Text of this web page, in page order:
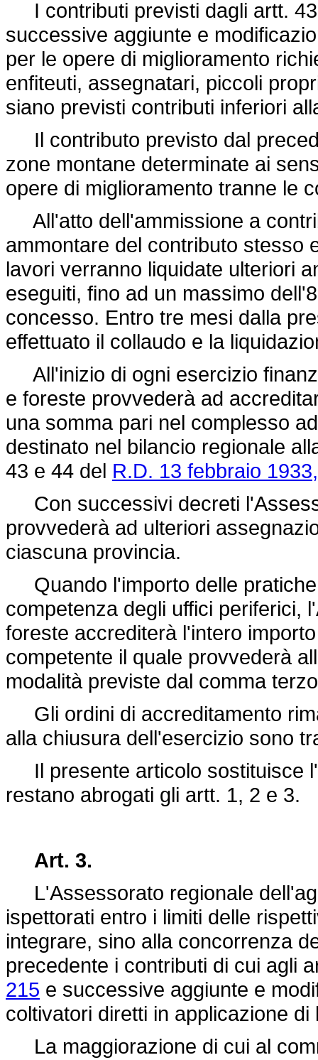
I contributi previsti dagli artt.
successive aggiunte e
per le opere di miglioramento
enfiteuti, assegnatari, piccoli
siano previsti contributi inferiori
Il contributo previsto dal
zone montane determinate ai
opere di miglioramento tranne le
All'atto dell'ammissione a
ammontare del contributo stesso
lavori verranno liquidate ulteriori
eseguiti, fino ad un massimo
concesso. Entro tre mesi dalla
effettuato il collaudo e la
All'inizio di ogni esercizio
e foreste provvederà ad
una somma pari nel complesso
destinato nel bilancio regionale
43 e 44 del R.D. 13 febbraio
Con successivi decreti
provvederà ad ulteriori
ciascuna provincia.
Quando l'importo delle
competenza degli uffici periferici,
foreste accrediterà l'intero
competente il quale provvederà
modalità previste dal comma
Gli ordini di accreditamento
alla chiusura dell'esercizio sono
Il presente articolo sostituisce
restano abrogati gli artt. 1, 2 e 3.
Art. 3.
L'Assessorato regionale
ispettorati entro i limiti delle
integrare, sino alla concorrenza
precedente i contributi di cui agli
215 e successive aggiunte e
coltivatori diretti in applicazione
La maggiorazione di cui al